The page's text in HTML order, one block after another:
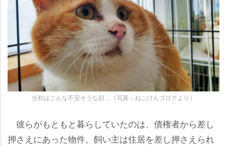
当初はこんな不安そうな顔…（写真：ねこけんブログより）
彼らがもともと暮らしていたのは、債権者から差し
押さえにあった物件。飼い主は住居を差し押さえられ